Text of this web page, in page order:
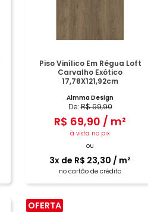
COMPRAR
Piso Vinílico Em Régua Loft
Carvalho Exótico
17,78X121,92cm
Almma Design
De:R$99,90
R$ 69,90 / m²
à vista no pix
ou
3x de R$ 23,30 / m²
no cartão de crédito
OFERTA